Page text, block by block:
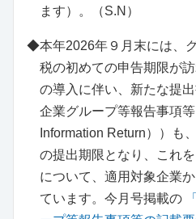
ます）。（S.N）
◆本年2026年９月末には、
税の初めての申告期限が
の導入に伴い、新たな提
企業グループ等報告事項
Information Return））も
の提出期限となり、これ
について、適用対象企業
ています。今月号掲載の